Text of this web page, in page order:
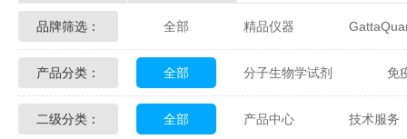
品牌筛选： 全部 精品仪器
Glycon Biochem Sterlitech
Echelon Biosciences Verichem
产品分类： 全部 分子生物学试剂 免
化学及生物化学试剂 材料学试剂
二级分类： 全部 产品中心 技术服务